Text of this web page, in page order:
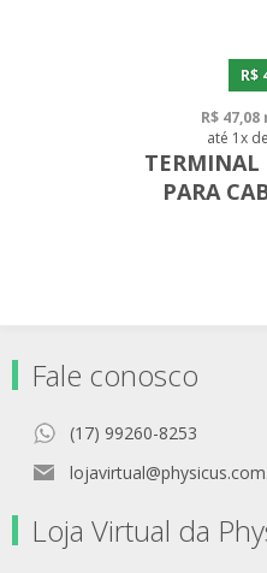
R$
R$
até 1x
TERMINAL
PARA
Fale conosco
(17) 99260-8253
Loja Virtual da